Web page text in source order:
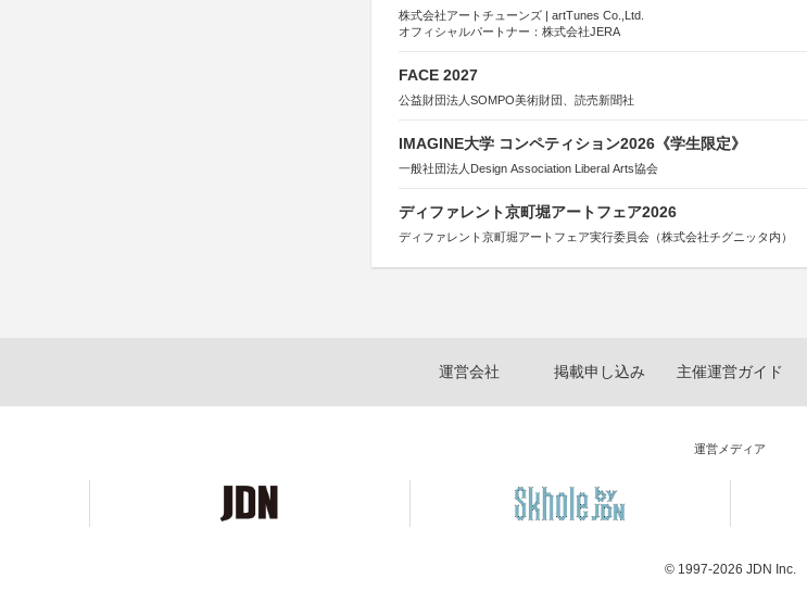
株式会社アートチューンズ | artTunes Co.,Ltd.
オフィシャルパートナー：株式会社JERA
FACE 2027
公益財団法人SOMPO美術財団、読売新聞社
IMAGINE大学 コンペティション2026《学生限定》
一般社団法人Design Association Liberal Arts協会
ディファレント京町堀アートフェア2026
ディファレント京町堀アートフェア実行委員会（株式会社チグニッタ内）
運営会社 掲載申し込み 主催運営ガイド
運営メディア
© 1997-2026 JDN Inc.